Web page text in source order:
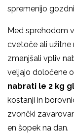
spremenijo
Med sprehodom
cvetoče ali užitne
zmanjšali vpliv
veljajo določene
nabrati le 2 kg
kostanji in
zvončki
en šopek na dan.